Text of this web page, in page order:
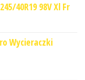
40R19 98V Xl Fr
Wycieraczki